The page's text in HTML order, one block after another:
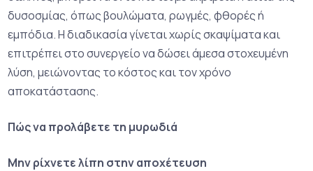
δυσοσμίας, όπως βουλώματα, ρωγμές, φθορές ή
εμπόδια. Η διαδικασία γίνεται χωρίς σκαψίματα και
επιτρέπει στο συνεργείο να δώσει άμεσα στοχευμένη
λύση, μειώνοντας το κόστος και τον χρόνο
αποκατάστασης.
Πώς να προλάβετε τη μυρωδιά
Μην ρίχνετε λίπη στην αποχέτευση